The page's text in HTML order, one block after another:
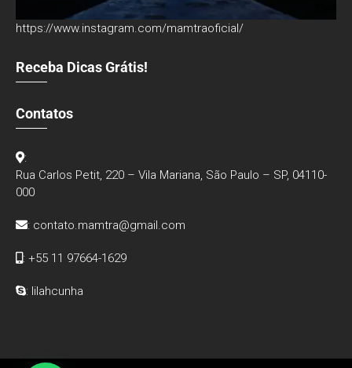
https://www.instagram.com/mamtraoficial/
Receba Dicas Grátis!
Contatos
:
Rua Carlos Petit, 220 – Vila Mariana, São Paulo – SP, 04110-
000
: contato.mamtra@gmail.com
: +55 11 97664-1629
: lilahcunha